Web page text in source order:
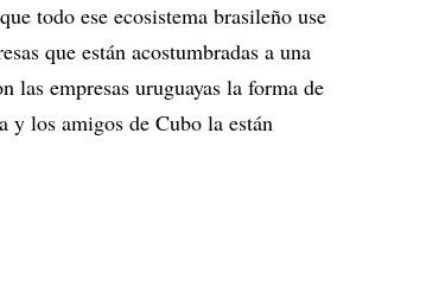
todo ese ecosistema brasileño use
que están acostumbradas a una
las empresas uruguayas la forma de
y los amigos de Cubo la están